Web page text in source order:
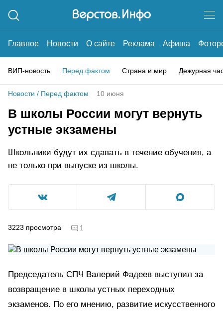
Главное Новости О сайте Реклама Афиша
ВИП-новость Перед фактом Страна и мир Дежурная
Новости / Перед фактом 10 июня
В школы России могут вернуть
устные экзамены
Школьники будут их сдавать в течение обучения, а
не только при выпуске из школы.
3223 просмотра 1
Председатель СПЧ Валерий Фадеев выступил за
возвращение в школы устных переходных
экзаменов. По его мнению, развитие искусственного